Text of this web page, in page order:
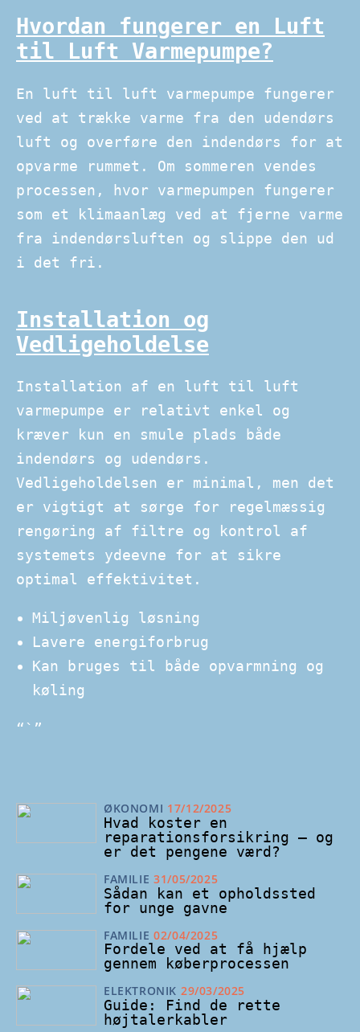
Hvordan fungerer en Luft
til Luft Varmepumpe?
En luft til luft varmepumpe fungerer
ved at trække varme fra den udendørs
luft og overføre den indendørs for at
opvarme rummet. Om sommeren vendes
processen, hvor varmepumpen fungerer
som et klimaanlæg ved at fjerne varme
fra indendørsluften og slippe den ud
i det fri.
Installation og
Vedligeholdelse
Installation af en luft til luft
varmepumpe er relativt enkel og
kræver kun en smule plads både
indendørs og udendørs.
Vedligeholdelsen er minimal, men det
er vigtigt at sørge for regelmæssig
rengøring af filtre og kontrol af
systemets ydeevne for at sikre
optimal effektivitet.
Miljøvenlig løsning
Lavere energiforbrug
Kan bruges til både opvarmning og
køling
“`”
ØKONOMI 17/12/2025
Hvad koster en
reparationsforsikring – og
er det pengene værd?
FAMILIE 31/05/2025
Sådan kan et opholdssted
for unge gavne
FAMILIE 02/04/2025
Fordele ved at få hjælp
gennem køberprocessen
ELEKTRONIK 29/03/2025
Guide: Find de rette
højtalerkabler